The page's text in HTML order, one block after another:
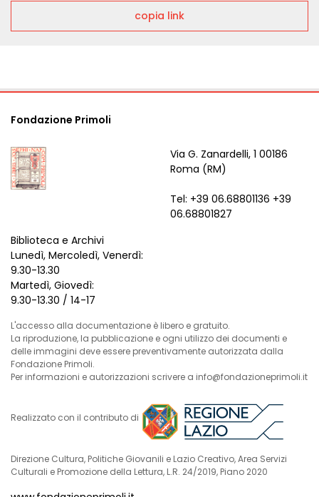
copia link
Fondazione Primoli
Via G. Zanardelli, 1 00186
Roma (RM)
Tel: +39 06.68801136 +39
06.68801827
Biblioteca e Archivi
Lunedì, Mercoledì, Venerdì:
9.30-13.30
Martedì, Giovedì:
9.30-13.30 / 14-17
L'accesso alla documentazione è libero e gratuito.
La riproduzione, la pubblicazione e ogni utilizzo dei documenti e
delle immagini deve essere preventivamente autorizzata dalla
Fondazione Primoli.
Per informazioni e autorizzazioni scrivere a info@fondazioneprimoli.it
Realizzato con il contributo di
Direzione Cultura, Politiche Giovanili e Lazio Creativo, Area Servizi
Culturali e Promozione della Lettura, L.R. 24/2019, Piano 2020